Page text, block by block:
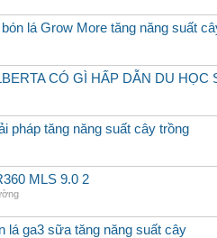
lá Grow More tăng năng suất
CÓ GÌ HẤP DẪN DU HỌC
pháp tăng năng suất cây trồng
MLS 9.0 2
lá ga3 sữa tăng năng suất cây